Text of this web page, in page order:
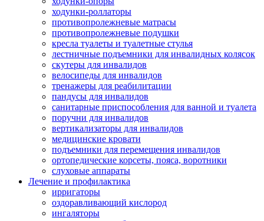
ходунки-роллаторы
противопролежневые матрасы
противопролежневые подушки
кресла туалеты и туалетные стулья
лестничные подъемники для инвалидных колясок
скутеры для инвалидов
велосипеды для инвалидов
тренажеры для реабилитации
пандусы для инвалидов
санитарные приспособления для ванной и туалета
поручни для инвалидов
вертикализаторы для инвалидов
медицинские кровати
подъемники для перемещения инвалидов
ортопедические корсеты, пояса, воротники
слуховые аппараты
Лечение и профилактика
ирригаторы
оздоравливающий кислород
ингаляторы